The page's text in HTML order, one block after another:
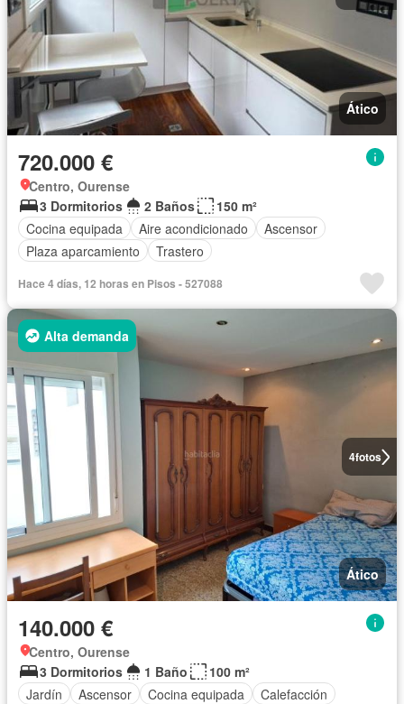
Ático
720.000 €
Centro, Ourense
3 Dormitorios
2 Baños
150 m²
Cocina equipada
Aire acondicionado
Ascensor
Plaza aparcamiento
Trastero
Hace 4 días, 12 horas en Pisos - 527088
4fotos
Alta demanda
Ático
140.000 €
Centro, Ourense
3 Dormitorios
1 Baño
100 m²
Jardín
Ascensor Cocina equipada Calefacción